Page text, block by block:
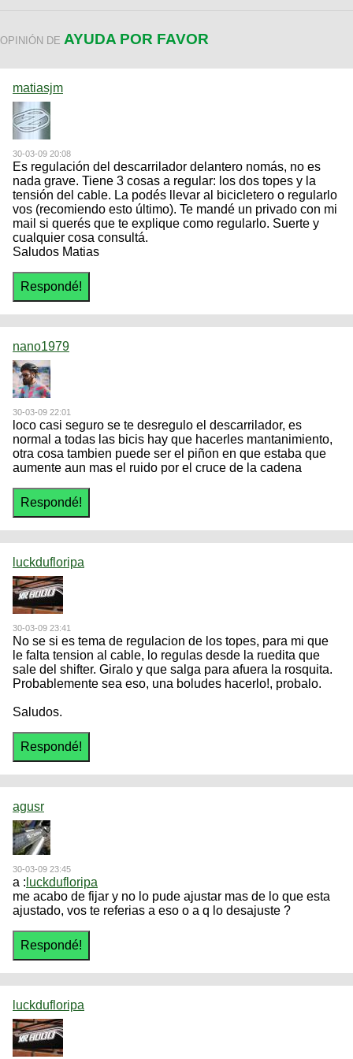
OPINIÓN DE AYUDA POR FAVOR
matiasjm
30-03-09 20:08
Es regulación del descarrilador delantero nomás, no es
nada grave. Tiene 3 cosas a regular: los dos topes y la
tensión del cable. La podés llevar al bicicletero o regularlo
vos (recomiendo esto último). Te mandé un privado con mi
mail si querés que te explique como regularlo. Suerte y
cualquier cosa consultá.
Saludos Matias
nano1979
30-03-09 22:01
loco casi seguro se te desregulo el descarrilador, es
normal a todas las bicis hay que hacerles mantanimiento,
otra cosa tambien puede ser el piñon en que estaba que
aumente aun mas el ruido por el cruce de la cadena
luckdufloripa
30-03-09 23:41
No se si es tema de regulacion de los topes, para mi que
le falta tension al cable, lo regulas desde la ruedita que
sale del shifter. Giralo y que salga para afuera la rosquita.
Probablemente sea eso, una boludes hacerlo!, probalo.
Saludos.
agusr
30-03-09 23:45
a : luckdufloripa
me acabo de fijar y no lo pude ajustar mas de lo que esta
ajustado, vos te referias a eso o a q lo desajuste ?
luckdufloripa